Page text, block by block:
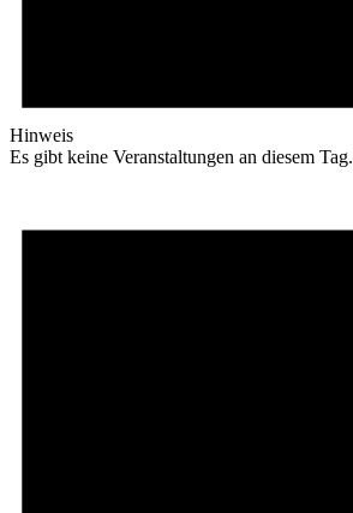
Hinweis
Es gibt keine Veranstaltungen an diesem Tag.